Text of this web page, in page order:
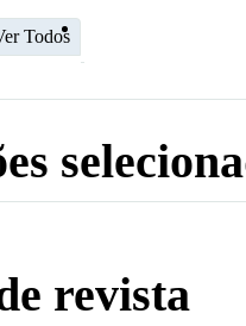
Todos
revista